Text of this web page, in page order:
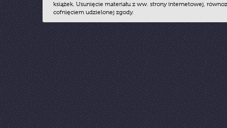
książek. Usunięcie materiału z ww. strony internetowej,
cofnięciem udzielonej zgody.